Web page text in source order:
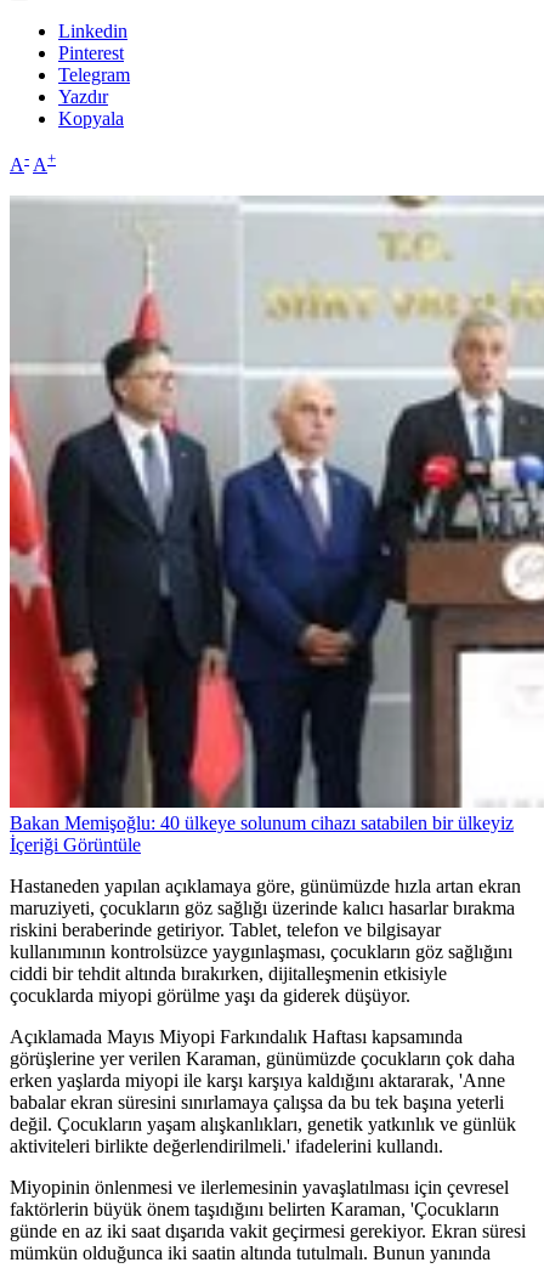
Linkedin
Pinterest
Telegram
Yazdır
Kopyala
A- A+
Bakan Memişoğlu: 40 ülkeye solunum cihazı satabilen bir ülkeyiz
İçeriği Görüntüle
Hastaneden yapılan açıklamaya göre, günümüzde hızla artan ekran
maruziyeti, çocukların göz sağlığı üzerinde kalıcı hasarlar bırakma
riskini beraberinde getiriyor. Tablet, telefon ve bilgisayar
kullanımının kontrolsüzce yaygınlaşması, çocukların göz sağlığını
ciddi bir tehdit altında bırakırken, dijitalleşmenin etkisiyle
çocuklarda miyopi görülme yaşı da giderek düşüyor.
Açıklamada Mayıs Miyopi Farkındalık Haftası kapsamında
görüşlerine yer verilen Karaman, günümüzde çocukların çok daha
erken yaşlarda miyopi ile karşı karşıya kaldığını aktararak, 'Anne
babalar ekran süresini sınırlamaya çalışsa da bu tek başına yeterli
değil. Çocukların yaşam alışkanlıkları, genetik yatkınlık ve günlük
aktiviteleri birlikte değerlendirilmeli.' ifadelerini kullandı.
Miyopinin önlenmesi ve ilerlemesinin yavaşlatılması için çevresel
faktörlerin büyük önem taşıdığını belirten Karaman, 'Çocukların
günde en az iki saat dışarıda vakit geçirmesi gerekiyor. Ekran süresi
mümkün olduğunca iki saatin altında tutulmalı. Bunun yanında